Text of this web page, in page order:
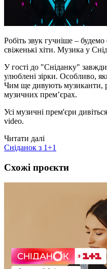
Робіть звук гучніше –
свіженькі хіти. Музика у
У гості до "Сніданку"
улюблені зірки. Особливо,
Чим ще дивують музиканти,
музичних прем’єрах.
Усі музичні прем'єри
video.
Читати далі
Сніданок з 1+1
Схожі проєкти